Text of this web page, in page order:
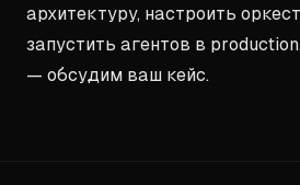
архитектуру, настроить
запустить агентов в production.
— обсудим ваш кейс.